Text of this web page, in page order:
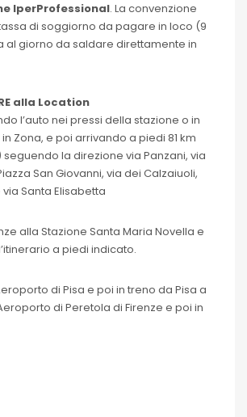
IperProfessional. La convenzione
di soggiorno da pagare in loco (9
al giorno da saldare direttamente in
alla Location
l’auto nei pressi della stazione o in
Zona, e poi arrivando a piedi 81 km
seguendo la direzione via Panzani, via
San Giovanni, via dei Calzaiuoli,
Santa Elisabetta
alla Stazione Santa Maria Novella e
a piedi indicato.
di Pisa e poi in treno da Pisa a
di Peretola di Firenze e poi in